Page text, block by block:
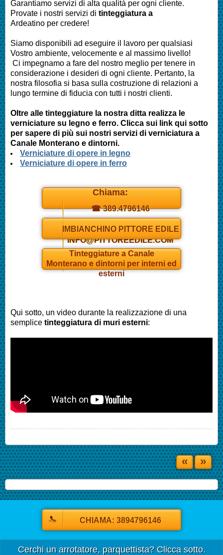
Garantiamo servizi di alta qualità per ogni cliente.
Provate i nostri servizi di tinteggiatura a
Ardeatino per credere!
Siamo disponibili ad eseguire il lavoro per qualsiasi
Vostro ambiente, velocemente e al massimo livello!
Ci impegnamo a fare del nostro meglio per tenere in
considerazione i desideri di ogni cliente. Pertanto, la
nostra filosofia si basa sulla costruzione di relazioni a
lungo termine di fiducia con tutti i nostri clienti.
Oltre alle tinteggiature la nostra ditta realizza le
verniciature su legno e ferro. Clicca sui link qui sotto
per sapere di più sui nostri servizi di verniciatura a
Canale Monterano e dintorni.
Verniciature di opere in legno
Verniciature di opere in ferro
Chiama:
☎ 389.4796146
Daniel
INFO@PITTOREEDILE.COM
IMBIANCHINO PITTORE EDILE
Tinteggiature a Canale
Monterano e dintorni per interni ed
esterni
Qui sotto, un video durante la realizzazione di una
semplice tinteggiatura di muri esterni:
« »
CHIAMA: 3894796146
Cerchi un arrotatore, parquettista? Clicca sotto.